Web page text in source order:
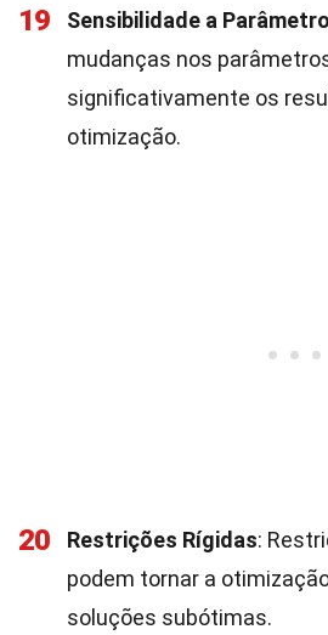
19 Sensibilidade a
mudanças nos
significativamente os
otimização.
20 Restrições Rígidas:
podem tornar a
soluções subótimas.